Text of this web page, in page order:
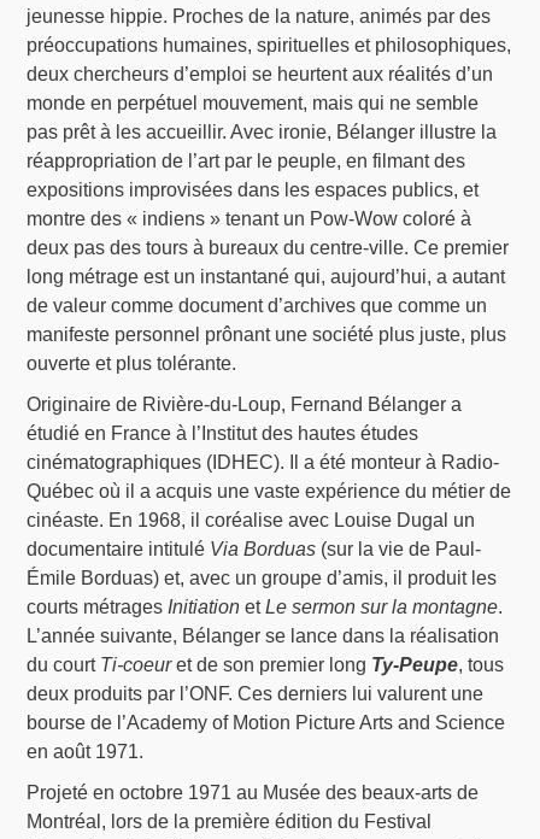
jeunesse hippie. Proches de la nature, animés par des
préoccupations humaines, spirituelles et philosophiques,
deux chercheurs d’emploi se heurtent aux réalités d’un
monde en perpétuel mouvement, mais qui ne semble
pas prêt à les accueillir. Avec ironie, Bélanger illustre la
réappropriation de l’art par le peuple, en filmant des
expositions improvisées dans les espaces publics, et
montre des « indiens » tenant un Pow-Wow coloré à
deux pas des tours à bureaux du centre-ville. Ce premier
long métrage est un instantané qui, aujourd’hui, a autant
de valeur comme document d’archives que comme un
manifeste personnel prônant une société plus juste, plus
ouverte et plus tolérante.
Originaire de Rivière-du-Loup, Fernand Bélanger a
étudié en France à l’Institut des hautes études
cinématographiques (IDHEC). Il a été monteur à Radio-
Québec où il a acquis une vaste expérience du métier de
cinéaste. En 1968, il coréalise avec Louise Dugal un
documentaire intitulé Via Borduas (sur la vie de Paul-
Émile Borduas) et, avec un groupe d’amis, il produit les
courts métrages Initiation etLe sermon sur la montagne.
L’année suivante, Bélanger se lance dans la réalisation
du court Ti-coeuret de son premier long Ty-Peupe, tous
deux produits par l’ONF. Ces derniers lui valurent une
bourse de l’Academy of Motion Picture Arts and Science
en août 1971.
Projeté en octobre 1971 au Musée des beaux-arts de
Montréal, lors de la première édition du Festival